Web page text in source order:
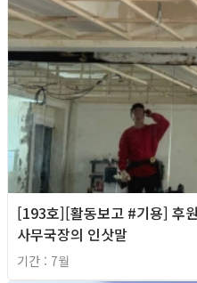
[193호][활동보고 #기용] 후
사무국장의 인삿말
기간 : 7월